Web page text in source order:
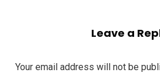
Leave a
Your email address will not be